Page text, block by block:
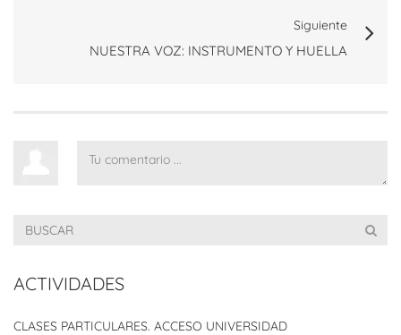
Siguiente
NUESTRA VOZ: INSTRUMENTO Y HUELLA
ACTIVIDADES
CLASES PARTICULARES. ACCESO UNIVERSIDAD